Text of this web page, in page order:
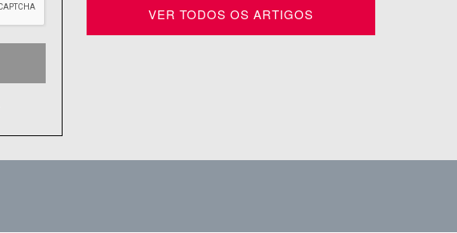
VER TODOS OS ARTIGOS